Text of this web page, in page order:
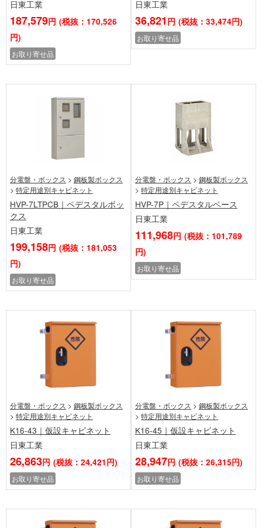
日東工業
187,579円 (税抜：170,526
円)
お取り寄せ品
日東工業
36,821 円 (税抜：33,474円)
お取り寄せ品
分電盤・ボックス > 鋼板製ボックス
> 特定用途別キャビネット
HVP-7LTPCB｜ペデスタルボッ
クス
日東工業
199,158円 (税抜：181,053
円)
お取り寄せ品
分電盤・ボックス > 鋼板製ボックス
> 特定用途別キャビネット
HVP-7P｜ペデスタルベース
日東工業
111,968円 (税抜：101,789
円)
お取り寄せ品
分電盤・ボックス > 鋼板製ボックス
> 特定用途別キャビネット
K16-43｜仮設キャビネット
日東工業
26,863円 (税抜：24,421円)
お取り寄せ品
分電盤・ボックス > 鋼板製ボックス
> 特定用途別キャビネット
K16-45｜仮設キャビネット
日東工業
28,947円 (税抜：26,315円)
お取り寄せ品